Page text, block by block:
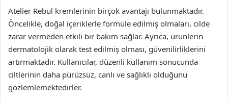
Atelier Rebul kremlerinin birçok avantajı bulunmaktadır.
Öncelikle, doğal içeriklerle formüle edilmiş olmaları, cilde
zarar vermeden etkili bir bakım sağlar. Ayrıca, ürünlerin
dermatolojik olarak test edilmiş olması, güvenilirliklerini
artırmaktadır. Kullanıcılar, düzenli kullanım sonucunda
ciltlerinin daha pürüzsüz, canlı ve sağlıklı olduğunu
gözlemlemektedirler.